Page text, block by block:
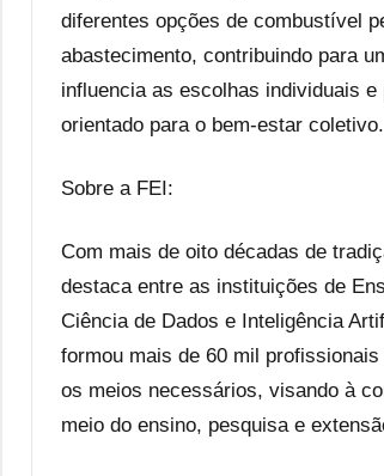
diferentes opções de combustível
abastecimento, contribuindo para
influencia as escolhas individuais
orientado para o bem-estar coletivo.
Sobre a FEI:
Com mais de oito décadas de
destaca entre as instituições de
Ciência de Dados e Inteligência
formou mais de 60 mil
os meios necessários, visando à
meio do ensino, pesquisa e